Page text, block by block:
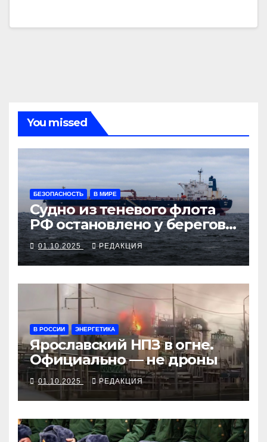
You missed
БЕЗОПАСНОСТЬ В МИРЕ
Судно из теневого флота
РФ остановлено у берегов
Франции
01.10.2025 РЕДАКЦИЯ
В РОССИИ ЭНЕРГЕТИКА
Ярославский НПЗ в огне.
Официально — не дроны
01.10.2025 РЕДАКЦИЯ